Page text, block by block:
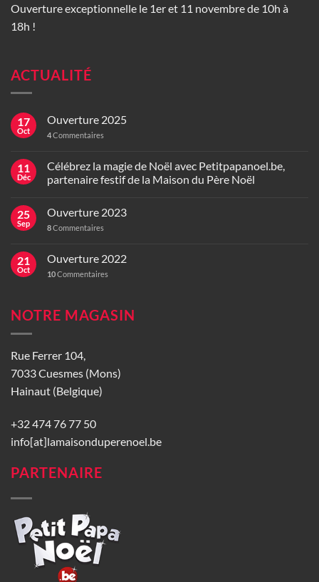
Ouverture exceptionnelle le 1er et 11 novembre de 10h à
18h !
ACTUALITÉ
17
Oct
Ouverture 2025
4Commentaires
11
Déc
Célébrez la magie de Noël avec Petitpapanoel.be,
partenaire festif de la Maison du Père Noël
25
Sep
Ouverture 2023
8Commentaires
21
Oct
Ouverture 2022
10Commentaires
NOTRE MAGASIN
Rue Ferrer 104,
7033 Cuesmes (Mons)
Hainaut (Belgique)
+32 474 76 77 50
info[at]lamaisonduperenoel.be
PARTENAIRE